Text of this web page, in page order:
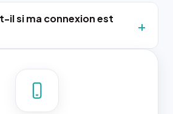
il si ma connexion est